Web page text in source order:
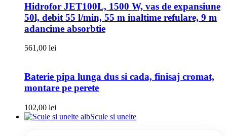
Hidrofor JET100L, 1500 W, vas de expansiune
50l, debit 55 l/min, 55 m inaltime refulare, 9 m
adancime absorbtie
561,00 lei
Baterie pipa lunga dus si cada, finisaj cromat,
montare pe perete
102,00 lei
Scule si unelte